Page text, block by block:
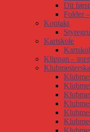
Dit
Folder
Kontakt
Kartskole
Klippan –